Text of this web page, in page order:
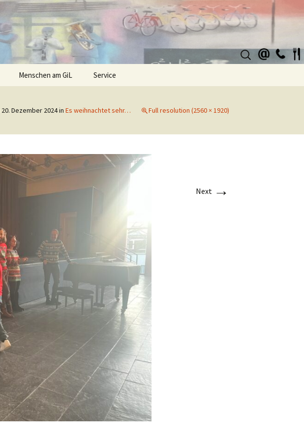
Suchen
nach:
Menschen am GiL Service
20. Dezember 2024in Es weihnachtet sehr… Full resolution (2560 × 1920)
Next →